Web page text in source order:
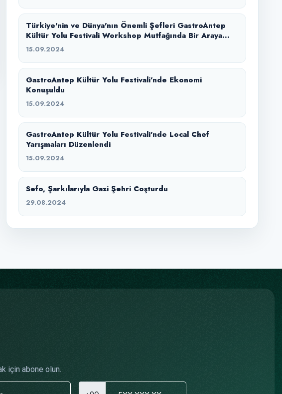
Türkiye'nin ve Dünya'nın Önemli Şefleri GastroAntep
Kültür Yolu Festivali Workshop Mutfağında Bir Araya
Geldi
15.09.2024
GastroAntep Kültür Yolu Festivali’nde Ekonomi
Konuşuldu
15.09.2024
GastroAntep Kültür Yolu Festivali’nde Local Chef
Yarışmaları Düzenlendi
15.09.2024
Sefo, Şarkılarıyla Gazi Şehri Coşturdu
29.08.2024
için abone olun.